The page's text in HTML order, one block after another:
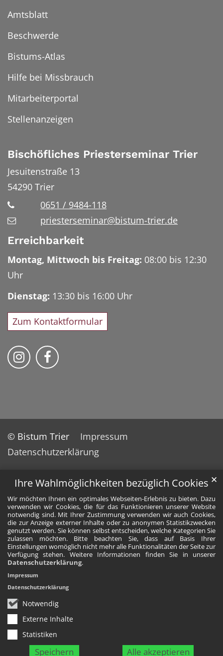
Ihre Wahlmöglichkeiten bezüglich Cookies
Wir möchten Ihnen ein optimales Webseiten-Erlebnis zu bieten. Dazu
verwenden wir Cookies, die für das Funktionieren unserer Website
notwendig sind. Mit Ihrer Zustimmung verwenden wir auch Cookies,
die zur Anzeige externer Inhalte oder zu anonymen Statistikzwecken
genutzt werden. Sie können selbst entscheiden, welche Kategorien Sie
zulassen möchten. Bitte beachten Sie, dass auf Basis Ihrer
Einstellungen womöglich nicht mehr alle Funktionalitäten der Seite zur
Verfügung stehen. Weitere Informationen finden Sie in unserer
Datenschutzerklärung.
Notwendig
Externe Inhalte
Statistiken
Speichern Alle akzeptieren
✕
Impressum
Datenschutzerklärung
Amtsblatt
Beschwerde
Bistums-Atlas
Hilfe bei Missbrauch
Mitarbeiterportal
Stellenanzeigen
Bischöfliches Priesterseminar Trier
Jesuitenstraße 13
54290 Trier
0651 / 9484-118
priesterseminar@bistum-trier.de
Erreichbarkeit
Montag, Mittwoch bis Freitag: 08:00 bis 12:30
Uhr
Dienstag: 13:30 bis 16:00 Uhr
Zum Kontaktformular
Bischöfliches Priesterseminar auf
Bischöfliches Priesterseminar auf
© Bistum Trier
Impressum
Datenschutzerklärung